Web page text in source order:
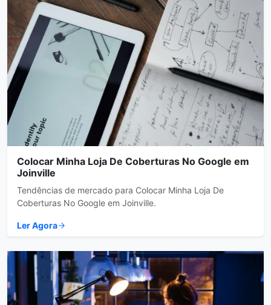
Colocar Minha Loja De Coberturas No Google em
Joinville
Tendências de mercado para Colocar Minha Loja De
Coberturas No Google em Joinville.
Ler Agora